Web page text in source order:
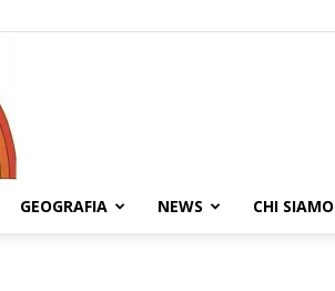
GEOGRAFIA NEWS CHI SIAMO